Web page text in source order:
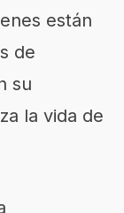
están
de
su
la vida de